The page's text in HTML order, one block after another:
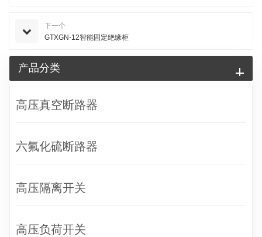
下一个
GTXGN-12智能固定绝缘柜
产品分类
高压真空断路器
六氟化硫断路器
高压隔离开关
高压负荷开关